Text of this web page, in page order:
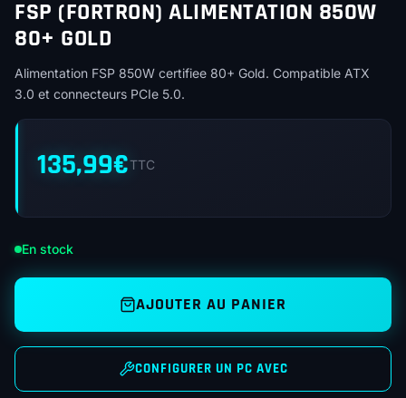
FSP (FORTRON) ALIMENTATION 850W
80+ GOLD
Alimentation FSP 850W certifiee 80+ Gold. Compatible ATX
3.0 et connecteurs PCIe 5.0.
135,99€TTC
En stock
AJOUTER AU PANIER
CONFIGURER UN PC AVEC